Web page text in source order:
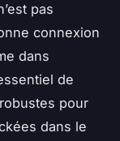
pas
connexion
dans
de
pour
dans le